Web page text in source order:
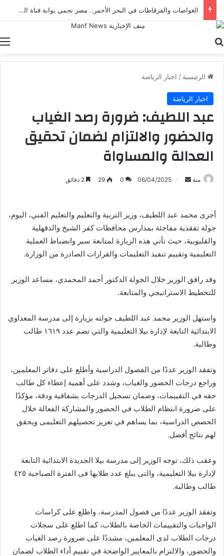
الغواصات والفرقاطات في البحر الأحمر.. مصر تحمي بوابة قناة السويس
الرئيسية / اخبار الرياضة
اخبار الرياضة
عبد اللطيف: ضرورة رصد الغياب
والحضور والالتزام لضمان تحقيق
العدالة والمساواة
منة
أرسل 06/04/2025
0
29
أجرى محمد عبد اللطيف، وزير التربية والتعليم والتعليم الفني، اليوم،
جولة تفقدية مفاجئة بمدارس محافظات كفر الشيخ والدقهلية
والقليوبية، حيث تأتي هذه الزيارة لمتابعة سير وانضباط العملية
التعليمية وتقييم تنفيذ التعليمات والقرارات الصادرة من الوزارة.
وقد رافق الوزير خلال الجولة الدكتور أحمد المحمدي، مساعد الوزير
للتخطيط الاستراتيجي والمتابعة.
واستهل الوزير محمد عبد اللطيف جولته بزيارة إلى مدرسة المعداوي
الابتدائية التابعة لإدارة بيلا التعليمية والتي تضم عدد ١٦١٩ طالب
وطالبة.
وتفقد الوزير عددًا من الفصول الدراسية وأطلع على دفاتر المعلمين،
وراجع درجات الحضور والغياب، وشدد على أهمية إعطاء كل طالب
حقه في التقييمات، وضمان تسجيل الدرجات بشفافية ودقة، مؤكدًا
على ضرورة انتظام الطلاب في الحضور والمشاركة الفعالة خلال
الحصص الدراسية، بما يساهم في تعزيز تحصيلهم التعليمى ويحقق
لهم نتائج أفضل.
وعقب ذلك، توجه الوزير إلى مدرسة بيلا الجديدة الابتدائية التابعة
لإدارة بيلا التعليمية، والتى يبلغ عدد طلابها فى الفترة الصباحية ٤٢٥
طالب وطالبة.
وتفقد الوزير عددًا من فصول المدرسة، واطلع على كراسات
الواجبات والتقييمات الخاصة بالطلاب، كما اطلع على سجلات
درجات الطلاب لدى المعلمين، مشددًا على ضرورة رصد الغياب
والحضور، والالتزام بالمعايير الواضحة في تقييم أداء الطلاب لضمان